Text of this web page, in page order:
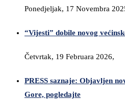
Ponedjeljak, 17 Novembra
“Vijesti” dobile novog
Četvrtak, 19 Februara 2026,
PRESS saznaje: Objavljen
Gore, pogledajte